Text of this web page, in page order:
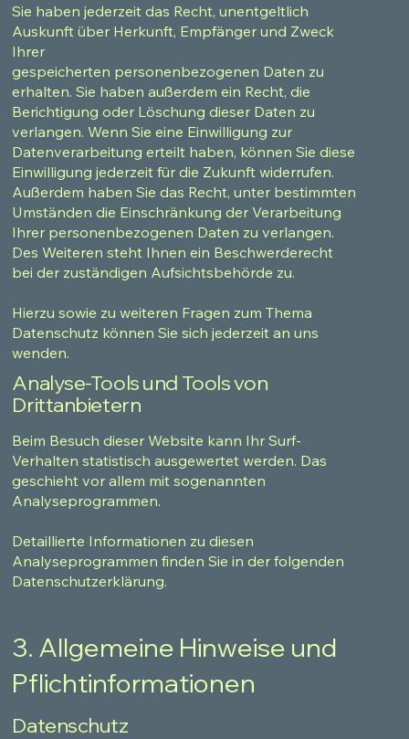
Analyse-Tools und Tools von
Drittanbietern
Beim Besuch dieser Website kann Ihr Surf-
Verhalten statistisch ausgewertet werden. Das
geschieht vor allem mit sogenannten
Analyseprogrammen.
Detaillierte Informationen zu diesen
Analyseprogrammen finden Sie in der folgenden
Datenschutzerklärung.
Sie haben jederzeit das Recht, unentgeltlich
Auskunft über Herkunft, Empfänger und Zweck
Ihrer
gespeicherten personenbezogenen Daten zu
erhalten. Sie haben außerdem ein Recht, die
Berichtigung oder Löschung dieser Daten zu
verlangen. Wenn Sie eine Einwilligung zur
Datenverarbeitung erteilt haben, können Sie diese
Einwilligung jederzeit für die Zukunft widerrufen.
Außerdem haben Sie das Recht, unter bestimmten
Umständen die Einschränkung der Verarbeitung
Ihrer personenbezogenen Daten zu verlangen.
Des Weiteren steht Ihnen ein Beschwerderecht
bei der zuständigen Aufsichtsbehörde zu.
Hierzu sowie zu weiteren Fragen zum Thema
Datenschutz können Sie sich jederzeit an uns
wenden.
3. Allgemeine Hinweise und
Pflichtinformationen
Datenschutz